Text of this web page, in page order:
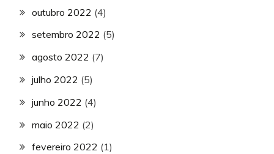
outubro 2022 (4)
setembro 2022 (5)
agosto 2022 (7)
julho 2022 (5)
junho 2022 (4)
maio 2022 (2)
fevereiro 2022 (1)